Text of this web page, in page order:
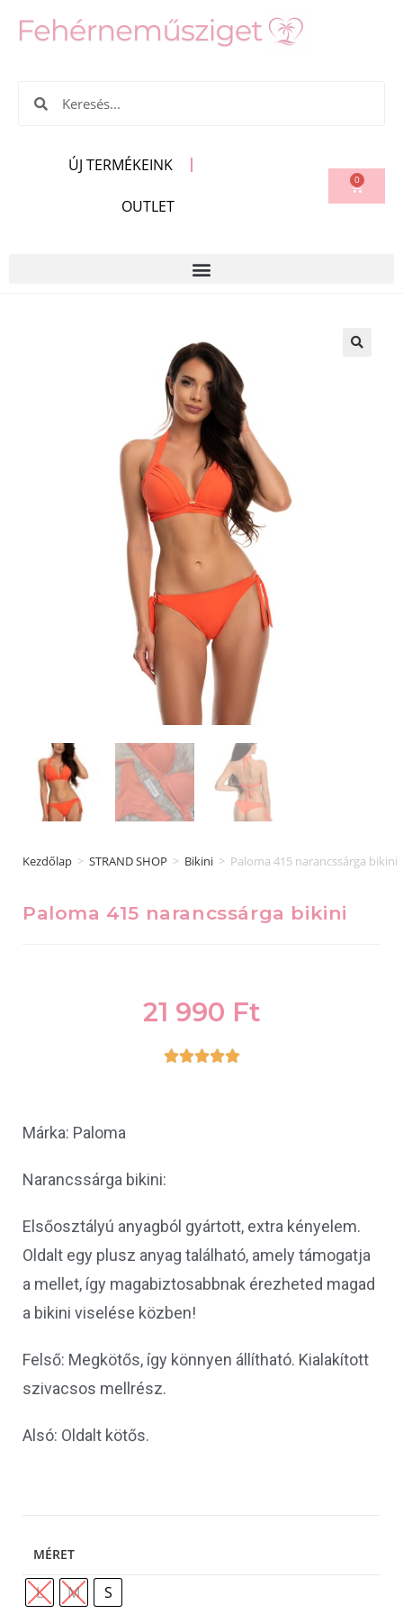
ÚJ TERMÉKEINK
OUTLET
0
Kezdőlap > STRAND SHOP > Bikini > Paloma 415 narancssárga bikini
Paloma 415 narancssárga bikini
21 990 Ft

Márka: Paloma
Narancssárga bikini:
Elsőosztályú anyagból gyártott, extra kényelem.
Oldalt egy plusz anyag található, amely támogatja
a mellet, így magabiztosabbnak érezheted magad
a bikini viselése közben!
Felső: Megkötős, így könnyen állítható. Kialakított
szivacsos mellrész.
Alsó: Oldalt kötős.
MÉRET
L M S